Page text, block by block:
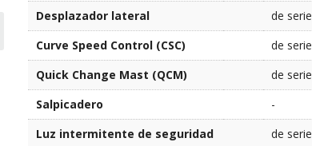
Desplazador lateral
de serie
Curve Speed Control (CSC)
de serie
Quick Change Mast (QCM)
de serie
Salpicadero
-
Luz intermitente de seguridad
de serie